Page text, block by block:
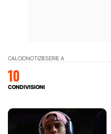
CALCIONOTIZIESERIE A
10
CONDIVISIONI